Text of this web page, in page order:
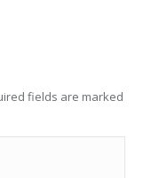
fields are marked